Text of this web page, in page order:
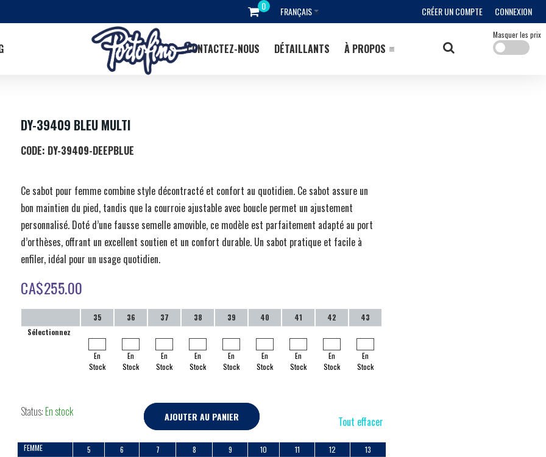
CRÉER UN COMPTE CONNEXION
FRANÇAIS
À PROPOS
DÉTAILLANTS
CONTACTEZ-NOUS
Masquer les prix
DY-39409 BLEU MULTI
CODE: DY-39409-DEEPBLUE
Ce sabot pour femme combine style décontracté et confort au quotidien. Ce sabot assure un
bon maintien du pied, tandis que la courroie ajustable avec boucle permet un ajustement
personnalisé. Doté d’une fausse semelle amovible, ce modèle est parfaitement adapté au port
d’orthèses, offrant un excellent soutien et un confort durable. Un sabot pratique et facile à
enfiler, idéal pour un usage quotidien.
CA$255.00
35 36 37 38 39 40 41 42
43
Sélectionnez
En
Stock
En
Stock
En
Stock
En
Stock
En
Stock
En
Stock
En
Stock
En
Stock
En
Stock
Status: En stock AJOUTER AU PANIER Tout effacer
FEMME 5 6 7 8 9 10 11 12
13